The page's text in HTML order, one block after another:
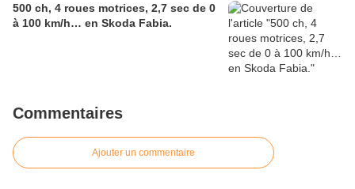
500 ch, 4 roues motrices, 2,7 sec de 0
à 100 km/h… en Skoda Fabia.
Commentaires
Ajouter un commentaire